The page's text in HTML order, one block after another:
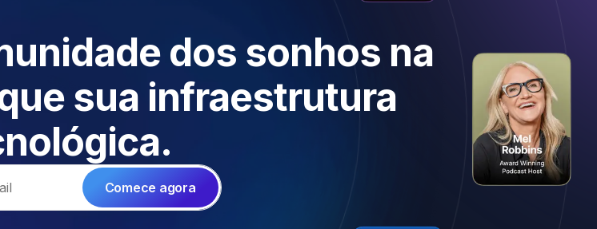
dos sonhos na
sua infraestrutura
Comece agora